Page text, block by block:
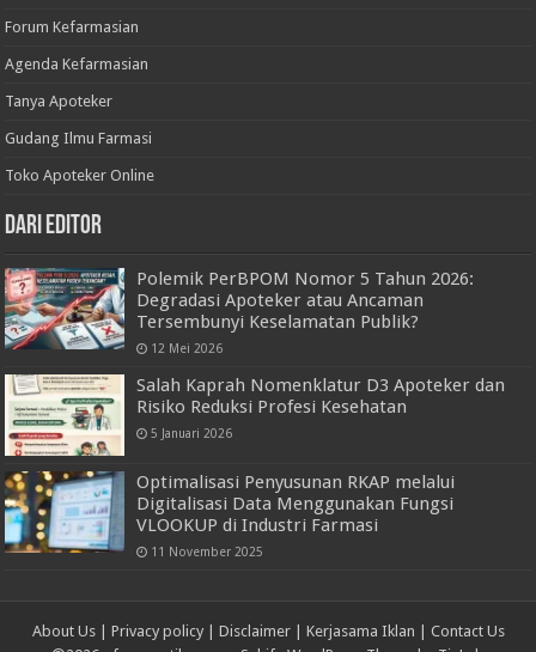
Forum Kefarmasian
Agenda Kefarmasian
Tanya Apoteker
Gudang Ilmu Farmasi
Toko Apoteker Online
Dari Editor
Polemik PerBPOM Nomor 5 Tahun 2026:
Degradasi Apoteker atau Ancaman
Tersembunyi Keselamatan Publik?
12 Mei 2026
Salah Kaprah Nomenklatur D3 Apoteker dan
Risiko Reduksi Profesi Kesehatan
5 Januari 2026
Optimalisasi Penyusunan RKAP melalui
Digitalisasi Data Menggunakan Fungsi
VLOOKUP di Industri Farmasi
11 November 2025
About Us| Privacy policy| Disclaimer| Kerjasama Iklan
Contact Us